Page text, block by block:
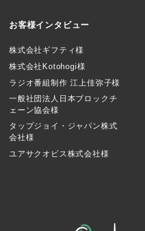
お客様インタビュー
株式会社ギフティ様
株式会社Kotohogi様
ラジオ番組制作 江上佳弥子様
一般社団法人日本ブロックチ
ェーン協会様
タップジョイ・ジャパン株式
会社様
ユアサクオビス株式会社様